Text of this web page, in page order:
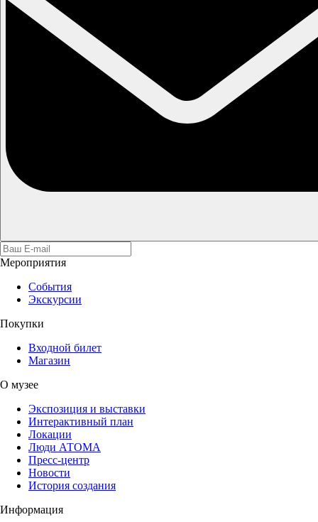
Мероприятия
События
Экскурсии
Покупки
Входной билет
Магазин
О музее
Экспозиция и выставки
Интерактивный план
Локации
Люди АТОМА
Пресс-центр
Новости
История создания
Информация